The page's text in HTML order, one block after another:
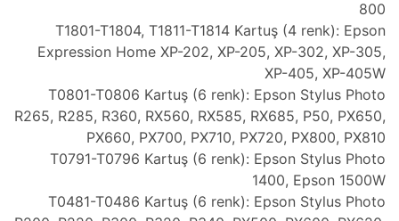
800
T1801-T1804, T1811-T1814 Kartuş (4 renk): Epson
Expression Home XP-202, XP-205, XP-302, XP-305,
XP-405, XP-405W
T0801-T0806 Kartuş (6 renk): Epson Stylus Photo
R265, R285, R360, RX560, RX585, RX685, P50, PX650,
PX660, PX700, PX710, PX720, PX800, PX810
T0791-T0796 Kartuş (6 renk): Epson Stylus Photo
1400, Epson 1500W
T0481-T0486 Kartuş (6 renk): Epson Stylus Photo